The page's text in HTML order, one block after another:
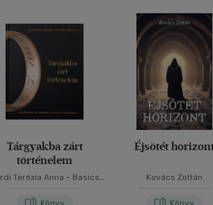
Tárgyakba zárt
történelem
Terézia Anna - Basics
Megyesi Balázs
Könyv
Éjsötét
Kovács Zoltán
Könyv